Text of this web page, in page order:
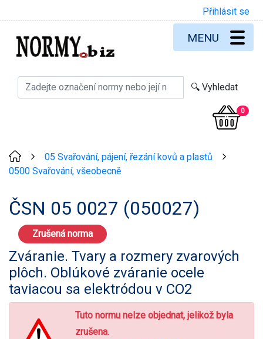
Přihlásit se
0
MENU
05 Svařování, pájení, řezání kovů a plastů
0500 Svařování, všeobecně
ČSN 05 0027 (050027)
Zrušená norma
Zváranie. Tvary a rozmery zvarových
plôch. Oblúkové zváranie ocele
taviacou sa elektródou v CO2
Tuto normu nelze objednat, jelikož byla
zrušena.